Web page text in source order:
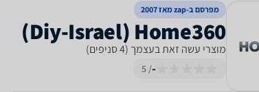
מפרסם ב-zap מאז 2007
‎Home360‎ ‏(Diy-Israel)
מוצרי עשה זאת בעצמך (4 סניפים)
-
/ 5